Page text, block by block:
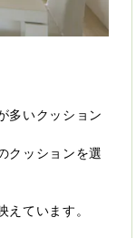
多いクッション
クッションを選
ています。